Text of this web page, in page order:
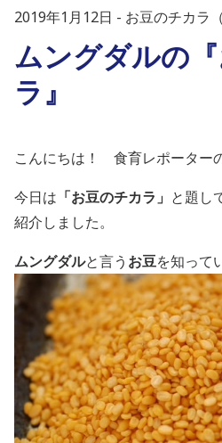
2019年1月12日 お豆のチカラ
ムングダルの
ラ』
こんにちは！ 食育レポーター
今日は 「お豆のチカラ」 と題し
紹介しました。
ムングダルと言う お豆を知って